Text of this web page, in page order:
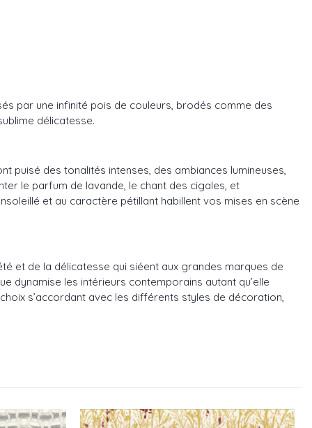
par une infinité pois de couleurs, brodés comme des
délicatesse.
puisé des tonalités intenses, des ambiances lumineuses,
le parfum de lavande, le chant des cigales, et
et au caractère pétillant habillent vos mises en scène
et de la délicatesse qui siéent aux grandes marques de
dynamise les intérieurs contemporains autant qu’elle
s’accordant avec les différents styles de décoration,